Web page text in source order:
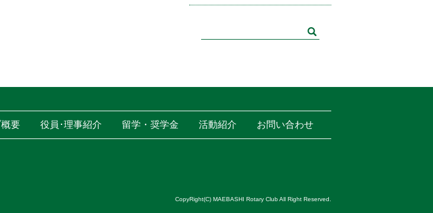
要 役員･理事紹介 留学・奨学金 活動紹介 お問い合わせ
CopyRight(C) MAEBASHI Rotary Club All Right Reserved.